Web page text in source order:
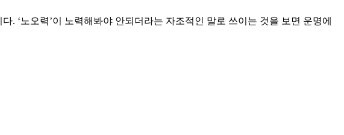
. ‘노오력’이 노력해봐야 안되더라는 자조적인 말로 쓰이는 것을 보면 운명에